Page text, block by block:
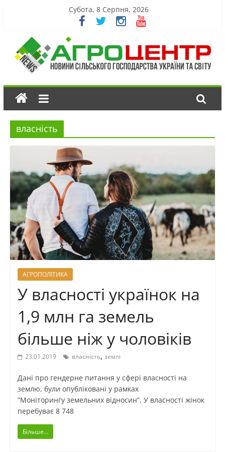
Субота, 8 Серпня, 2026
власність
АГРОПОЛІТИКА
У власності українок на
1,9 млн га земель
більше ніж у чоловіків
23.01.2019 власність, землі
Дані про гендерне питання у сфері власності на
землю, були опубліковані у рамках
“Моніторингу земельних відносин”. У власності жінок
перебуває 8 748
Більше...